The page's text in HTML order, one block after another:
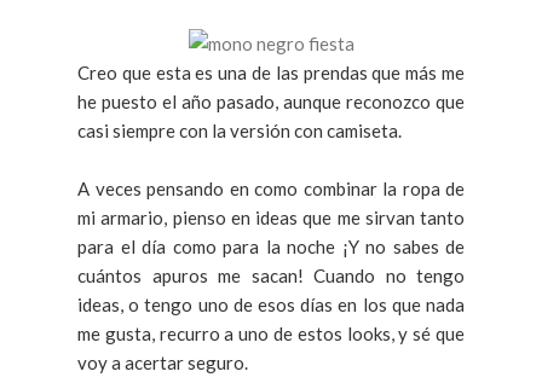
Creo que esta es una de las prendas que más me
he puesto el año pasado, aunque reconozco que
casi siempre con la versión con camiseta.
A veces pensando en como combinar la ropa de
mi armario, pienso en ideas que me sirvan tanto
para el día como para la noche ¡Y no sabes de
cuántos apuros me sacan! Cuando no tengo
ideas, o tengo uno de esos días en los que nada
me gusta, recurro a uno de estos looks, y sé que
voy a acertar seguro.